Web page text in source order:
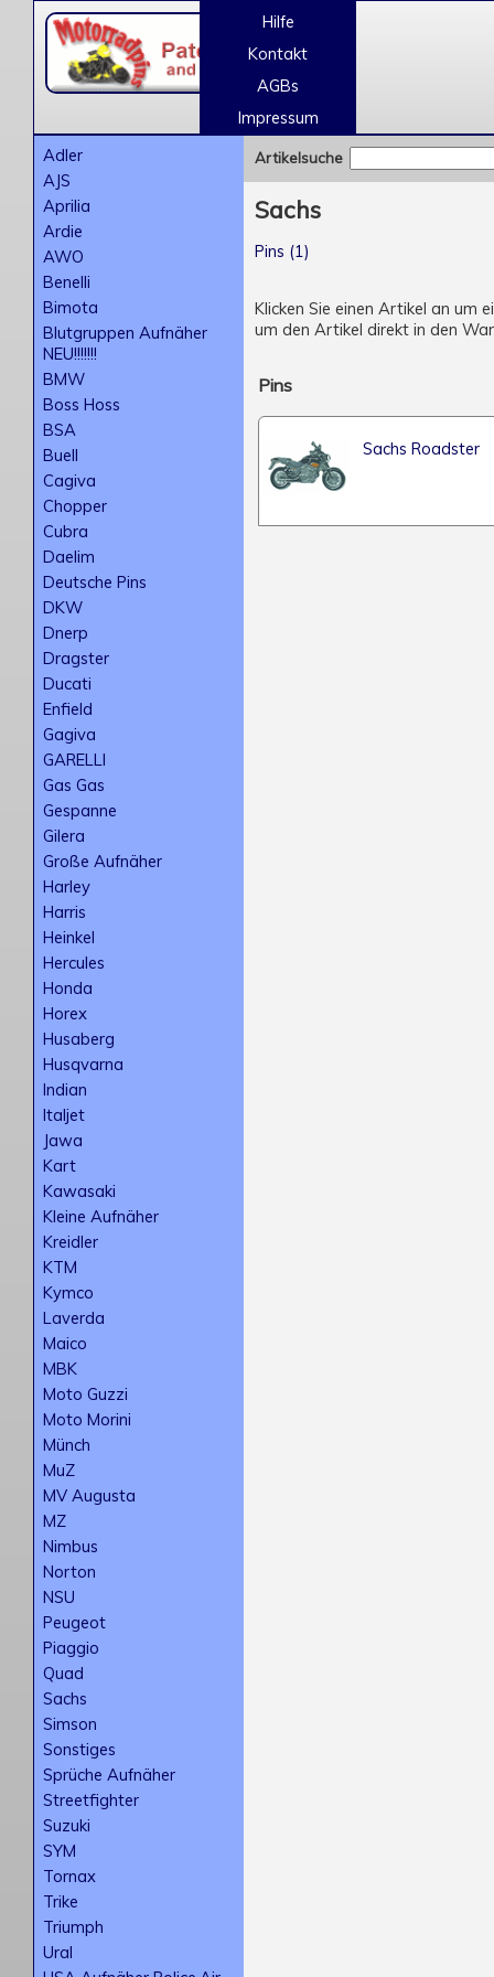
Hilfe
Kontakt
AGBs
Impressum
Adler
AJS
Aprilia
Ardie
AWO
Benelli
Bimota
Blutgruppen Aufnäher
NEU!!!!!!!
BMW
Boss Hoss
BSA
Buell
Cagiva
Chopper
Cubra
Daelim
Deutsche Pins
DKW
Dnerp
Dragster
Ducati
Enfield
Gagiva
GARELLI
Gas Gas
Gespanne
Gilera
Große Aufnäher
Harley
Harris
Heinkel
Hercules
Honda
Horex
Husaberg
Husqvarna
Indian
Italjet
Jawa
Kart
Kawasaki
Kleine Aufnäher
Kreidler
KTM
Kymco
Laverda
Maico
MBK
Moto Guzzi
Moto Morini
Münch
MuZ
MV Augusta
MZ
Nimbus
Norton
NSU
Peugeot
Piaggio
Quad
Sachs
Simson
Sonstiges
Sprüche Aufnäher
Streetfighter
Suzuki
SYM
Tornax
Trike
Triumph
Ural
Artikelsuche
Sachs
Pins (1)
Klicken Sie einen Artikel an um
um den Artikel direkt in den
Pins
Sachs Roadster